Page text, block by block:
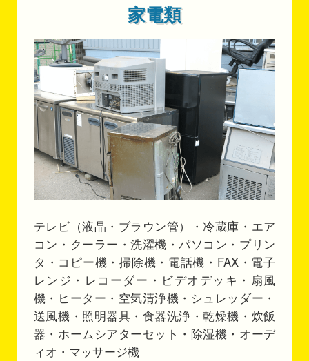
家電類
テレビ（液晶・ブラウン管）・冷蔵庫・エア
コン・クーラー・洗濯機・パソコン・プリン
タ・コピー機・掃除機・電話機・FAX・電子
レンジ・レコーダー・ビデオデッキ・扇風
機・ヒーター・空気清浄機・シュレッダー・
送風機・照明器具・食器洗浄・乾燥機・炊飯
器・ホームシアターセット・除湿機・オーデ
ィオ・マッサージ機